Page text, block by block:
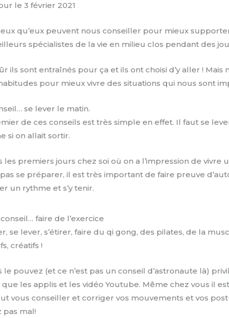
le 3 février 2021
qu’eux peuvent nous conseiller pour mieux
spécialistes de la vie en milieu clos pendant des
ils sont entraînés pour ça et ils ont choisi d’y aller !
pour mieux vivre des situations qui nous sont
se lever le matin.
de ces conseils est très simple en effet. Il faut se
si on allait sortir.
les premiers jours chez soi où on a l’impression de vivre
se préparer, il est très important de faire preuve
un rythme et s’y tenir.
faire de l’exercice
se lever, s’étirer, faire du qi gong, des pilates, de la
créatifs !
le pouvez (et ce n’est pas un conseil d’astronaute là)
les applis et les vidéo Youtube. Même chez vous il
vous conseiller et corriger vos mouvements et vos
pas mal!